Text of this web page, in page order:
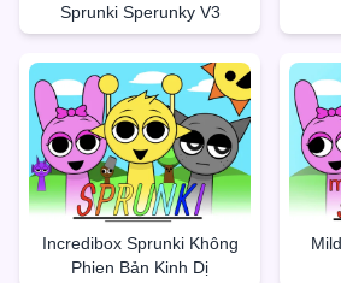
Sprunki Sperunky V3
Incredibox Sprunki Không
Phien Bản Kinh Dị